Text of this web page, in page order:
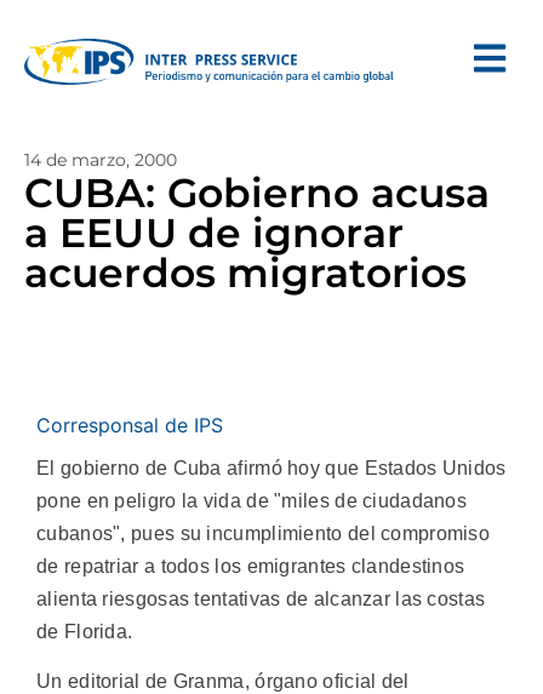
14 de marzo, 2000
CUBA: Gobierno acusa
a EEUU de ignorar
acuerdos migratorios
Corresponsal de IPS
El gobierno de Cuba afirmó hoy que Estados Unidos
pone en peligro la vida de "miles de ciudadanos
cubanos", pues su incumplimiento del compromiso
de repatriar a todos los emigrantes clandestinos
alienta riesgosas tentativas de alcanzar las costas
de Florida.
Un editorial de Granma, órgano oficial del